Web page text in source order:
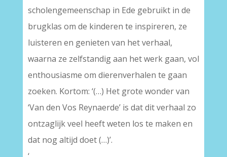
scholengemeenschap in Ede gebruikt in de
brugklas om de kinderen te inspireren, ze
luisteren en genieten van het verhaal,
waarna ze zelfstandig aan het werk gaan, vol
enthousiasme om dierenverhalen te gaan
zoeken. Kortom: ‘(…) Het grote wonder van
‘Van den Vos Reynaerde’ is dat dit verhaal zo
ontzaglijk veel heeft weten los te maken en
dat nog altijd doet (…)’.